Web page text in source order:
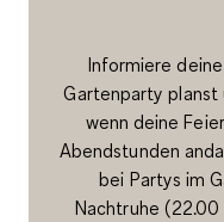
Informiere
Gartenparty planst
wenn deine
Abendstunden
bei Partys im
Nachtruhe